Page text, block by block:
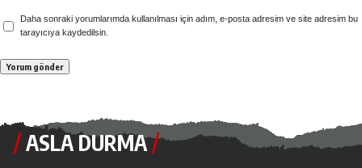
Daha sonraki yorumlarımda kullanılması için adım, e-posta adresim ve site adresim bu
tarayıcıya kaydedilsin.
ASLA DURMA